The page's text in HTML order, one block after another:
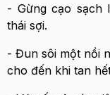
- Gừng cạo sạch
thái sợi.
- Đun sôi một nồi
cho đến khi tan